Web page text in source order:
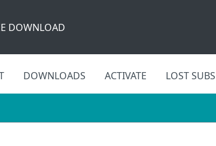
DOWNLOAD
DOWNLOADS ACTIVATE LOST